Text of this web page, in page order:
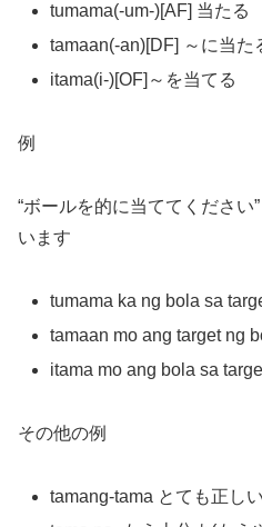
tumama(-um-)[AF] 当たる
tamaan(-an)[DF] ～に当た
itama(i-)[OF]～を当てる
例
“ボールを的に当ててください
います
tumama ka ng bola sa
tamaan mo ang target ng
itama mo ang bola sa
その他の例
tamang-tama とても正しい